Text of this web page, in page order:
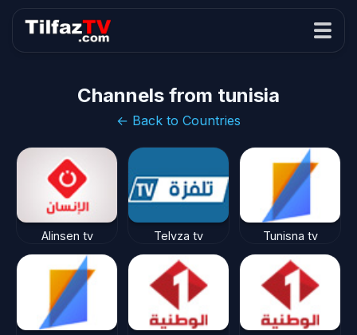
Channels from tunisia
← Back to Countries
Alinsen tv Telvza tv Tunisna tv